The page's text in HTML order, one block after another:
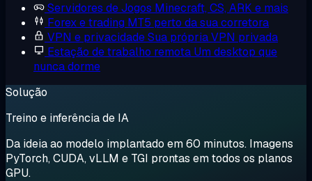
Servidores de Jogos Minecraft, CS, ARK e mais
Forex e trading MT5 perto da sua corretora
VPN e privacidadeSua própria VPN privada
Estação de trabalho remota Um desktop que
nunca dorme
Solução
Treino e inferência de IA
Da ideia ao modelo implantado em 60 minutos. Imagens
PyTorch, CUDA, vLLM e TGI prontas em todos os planos
GPU.